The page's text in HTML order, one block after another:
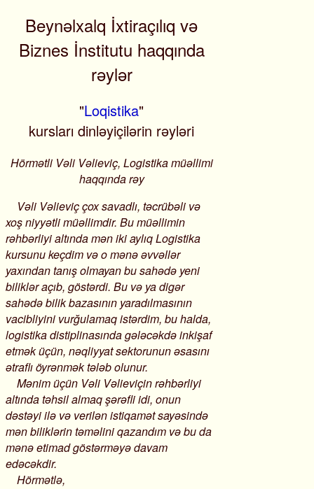
Beynəlxalq İxtiraçılıq və
Biznes İnstitutu haqqında
rəylər
"Loqistika"
kursları dinləyiçilərin rəyləri
Hörmətli Vəli Vəlieviç, Logistika müəllimi
haqqında rəy
Vəli Vəlieviç çox savadlı, təcrübəli və
xoş niyyətli müəllimdir. Bu müəllimin
rəhbərliyi altında mən iki aylıq Logistika
kursunu keçdim və o mənə əvvəllər
yaxından tanış olmayan bu sahədə yeni
biliklər açıb, göstərdi. Bu və ya digər
sahədə bilik bazasının yaradılmasının
vacibliyini vurğulamaq istərdim, bu halda,
logistika distiplinasında gələcəkdə inkişaf
etmək üçün, nəqliyyat sektorunun əsasını
ətraflı öyrənmək tələb olunur.
Mənim üçün Vəli Vəlieviçin rəhbərliyi
altında təhsil almaq şərəfli idi, onun
dəstəyi ilə və verilən istiqamət sayəsində
mən biliklərin təməlini qazandım və bu da
mənə etimad göstərməyə davam
edəcəkdir.
Hörmətlə,